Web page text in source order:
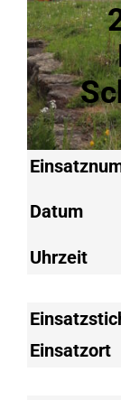
Datum
Uhrzeit
Einsatzort